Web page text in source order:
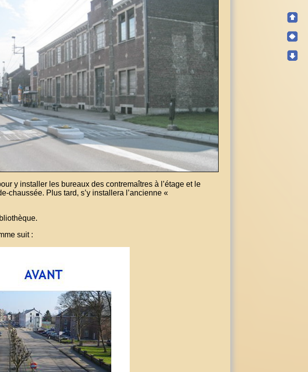
y installer les bureaux des contremaîtres à l’étage et le
chaussée. Plus tard, s’y installera l’ancienne «
suit :